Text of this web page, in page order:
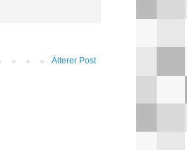
Älterer Post